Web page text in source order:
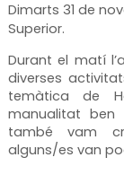
Dimarts 31 de
Superior.
Durant el matí
diverses
temàtica de
manualitat
també vam
alguns/es van